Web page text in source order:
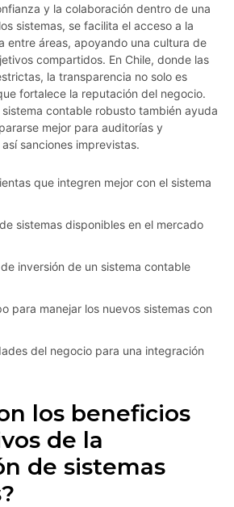
y la colaboración dentro de una
sistemas, se facilita el acceso a la
entre áreas, apoyando una cultura de
compartidos. En Chile, donde las
la transparencia no solo es
fortalece la reputación del negocio.
contable robusto también ayuda
mejor para auditorías y
sanciones imprevistas.
que integren mejor con el sistema
sistemas disponibles en el mercado
inversión de un sistema contable
para manejar los nuevos sistemas con
del negocio para una integración
los beneficios
de la
de sistemas